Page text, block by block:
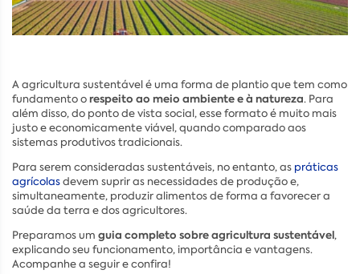
A agricultura sustentável é uma forma de plantio que tem como
fundamento orespeito ao meio ambiente e à natureza. Para
além disso, do ponto de vista social, esse formato é muito mais
justo e economicamente viável, quando comparado aos
sistemas produtivos tradicionais.
Para serem consideradas sustentáveis, no entanto, as práticas
agrícolasdevem suprir as necessidades de produção e,
simultaneamente, produzir alimentos de forma a favorecer a
saúde da terra e dos agricultores.
Preparamos um guia completo sobre agricultura sustentável,
explicando seu funcionamento, importância e vantagens.
Acompanhe a seguir e confira!